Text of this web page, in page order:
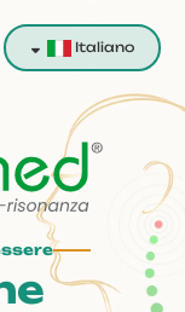
Italiano